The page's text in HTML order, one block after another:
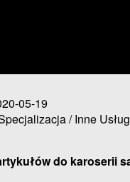
05-19
/ Inne
do karoserii